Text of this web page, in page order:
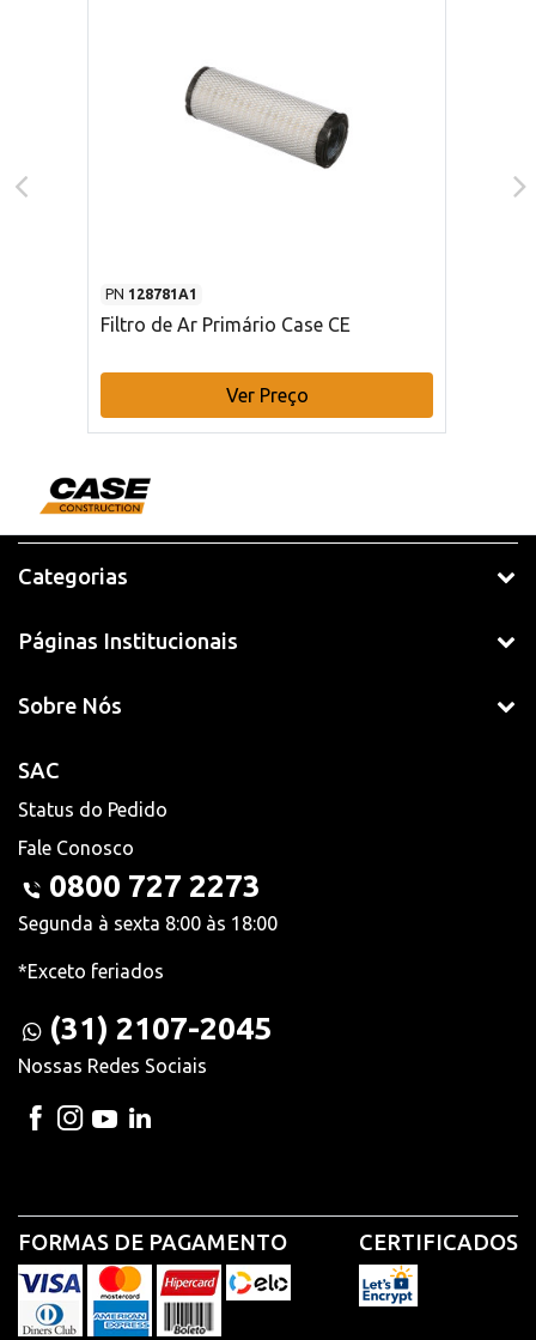
PN 128781A1
Filtro de Ar Primário Case CE
Ver Preço
Categorias
Páginas Institucionais
Sobre Nós
SAC
Status do Pedido
Fale Conosco
0800 727 2273
Segunda à sexta 8:00 às 18:00
*Exceto feriados
(31) 2107-2045
Nossas Redes Sociais
FORMAS DE PAGAMENTO CERTIFICADOS